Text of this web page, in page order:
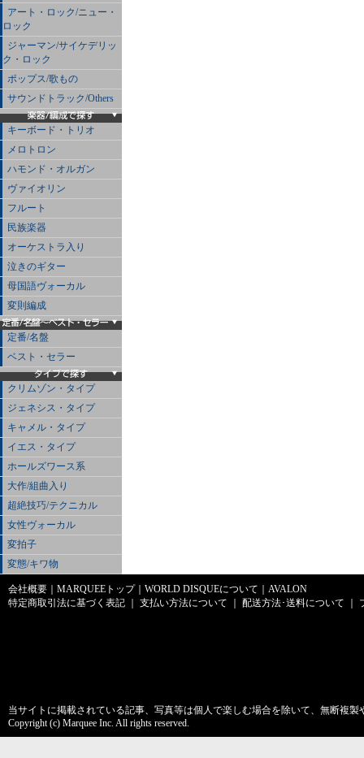
アート・ロック/ニュー・
ロック
ジャーマン/サイケデリッ
ク・ロック
ポップス/歌もの
サウンドトラック/Others
キーボード・トリオ
メロトロン
ハモンド・オルガン
ヴァイオリン
フルート
民族楽器
オーケストラ入り
泣きのギター
母国語ヴォーカル
変則編成
定番/名盤
ベスト・セラー
クリムゾン・タイプ
ジェネシス・タイプ
キャメル・タイプ
イエス・タイプ
ホールズワース系
大作/組曲入り
超絶技巧/テクニカル
女性ヴォーカル
変拍子
変態/キワ物
会社概要 MARQUEEトップ｜ WORLD DISQUEについて
AVALON
特定商取引法に基づく表記
支払い方法について 配送方法･送料について
当サイトに掲載されている記事、写真等は個人で楽しむ場合を除いて、無断複
Copyright (c) Marquee Inc. All rights reserved.